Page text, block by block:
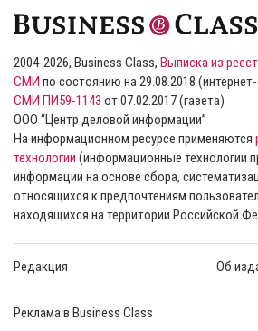
2004-2026, Business Class, Выписка из
СМИ по состоянию на 29.08.2018
СМИ ПИ59-1143 от 07.02.2017 (газета)
ООО “Центр деловой информации”
На информационном ресурсе применяются
технологии (информационные технологии
информации на основе сбора,
относящихся к предпочтениям
находящихся на территории Российской
Редакция Об
Реклама в Business Class